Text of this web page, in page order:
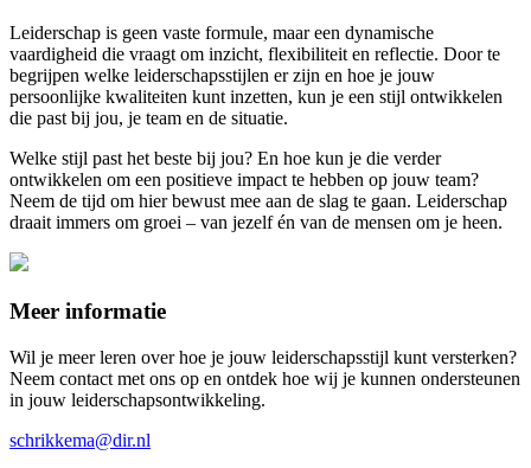
Leiderschap is geen vaste formule, maar een dynamische
vaardigheid die vraagt om inzicht, flexibiliteit en reflectie. Door te
begrijpen welke leiderschapsstijlen er zijn en hoe je jouw
persoonlijke kwaliteiten kunt inzetten, kun je een stijl ontwikkelen
die past bij jou, je team en de situatie.
Welke stijl past het beste bij jou? En hoe kun je die verder
ontwikkelen om een positieve impact te hebben op jouw team?
Neem de tijd om hier bewust mee aan de slag te gaan. Leiderschap
draait immers om groei – van jezelf én van de mensen om je heen.
Meer informatie
Wil je meer leren over hoe je jouw leiderschapsstijl kunt versterken?
Neem contact met ons op en ontdek hoe wij je kunnen ondersteunen
in jouw leiderschapsontwikkeling.
schrikkema@dir.nl